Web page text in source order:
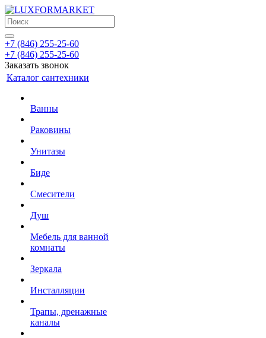
+7 (846) 255-25-60
+7 (846) 255-25-60
Заказать звонок
Каталог сантехники
Ванны
Раковины
Унитазы
Биде
Смесители
Душ
Мебель для ванной
комнаты
Зеркала
Инсталляции
Трапы, дренажные
каналы